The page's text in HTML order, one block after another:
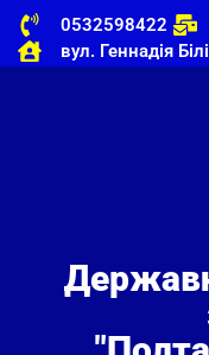
0532598422
вул. Геннадія